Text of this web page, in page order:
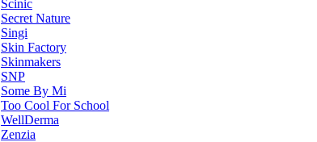
Scinic
Secret Nature
Singi
Skin Factory
Skinmakers
SNP
Some By Mi
Too Cool For School
WellDerma
Zenzia